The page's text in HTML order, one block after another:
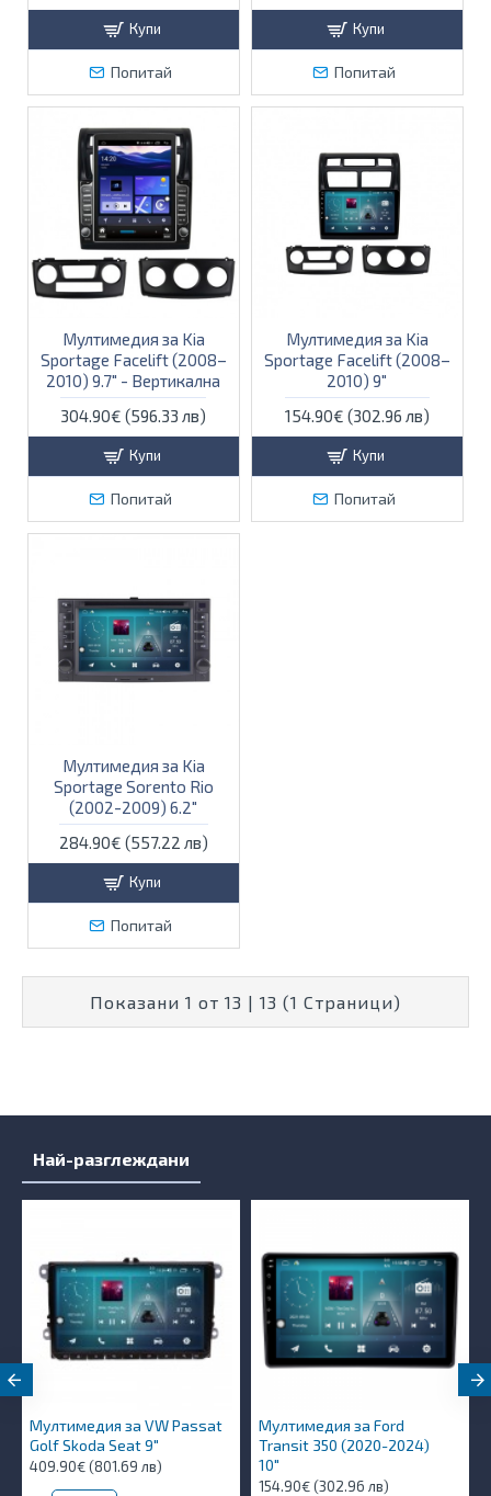
Купи
Попитай
Купи
Попитай
Мултимедия за Kia
Sportage Facelift (2008–
2010) 9.7″ - Вертикална
304.90€ (596.33 лв)
Купи
Попитай
Мултимедия за Kia
Sportage Facelift (2008–
2010) 9″
154.90€ (302.96 лв)
Купи
Попитай
Мултимедия за Kia
Sportage Sorento Rio
(2002-2009) 6.2"
284.90€ (557.22 лв)
Купи
Попитай
Показани 1 от 13 | 13 (1 Страници)
Най-разглеждани
Мултимедия за VW Passat
Golf Skoda Seat 9"
409.90€ (801.69 лв)
Мултимедия за Ford
Transit 350 (2020-2024)
10″
154.90€ (302.96 лв)